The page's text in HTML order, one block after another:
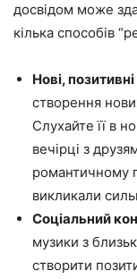
досвідом може
кілька способів
Нові, позитивні
створення
Слухайте її в
вечірці з
романтичному
викликали
Соціальний
музики з
створити